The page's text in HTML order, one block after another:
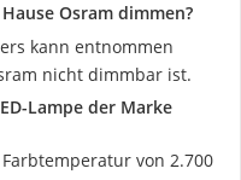
Osram dimmen?
kann entnommen
nicht dimmbar ist.
Lampe der Marke
von 2.700